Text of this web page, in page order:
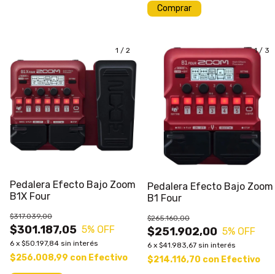
Comprar
1 / 2
Pedalera Efecto Bajo Zoom
B1X Four
$301.187,05
$317.039,00
5% OFF
6 x $50.197,84 sin interés
$256.008,99 con Efectivo
1/ 3
Pedalera Efecto Bajo Zoom
B1 Four
$251.902,00
$265.160,00
5% OFF
6 x $41.983,67 sin interés
$214.116,70 con Efectivo